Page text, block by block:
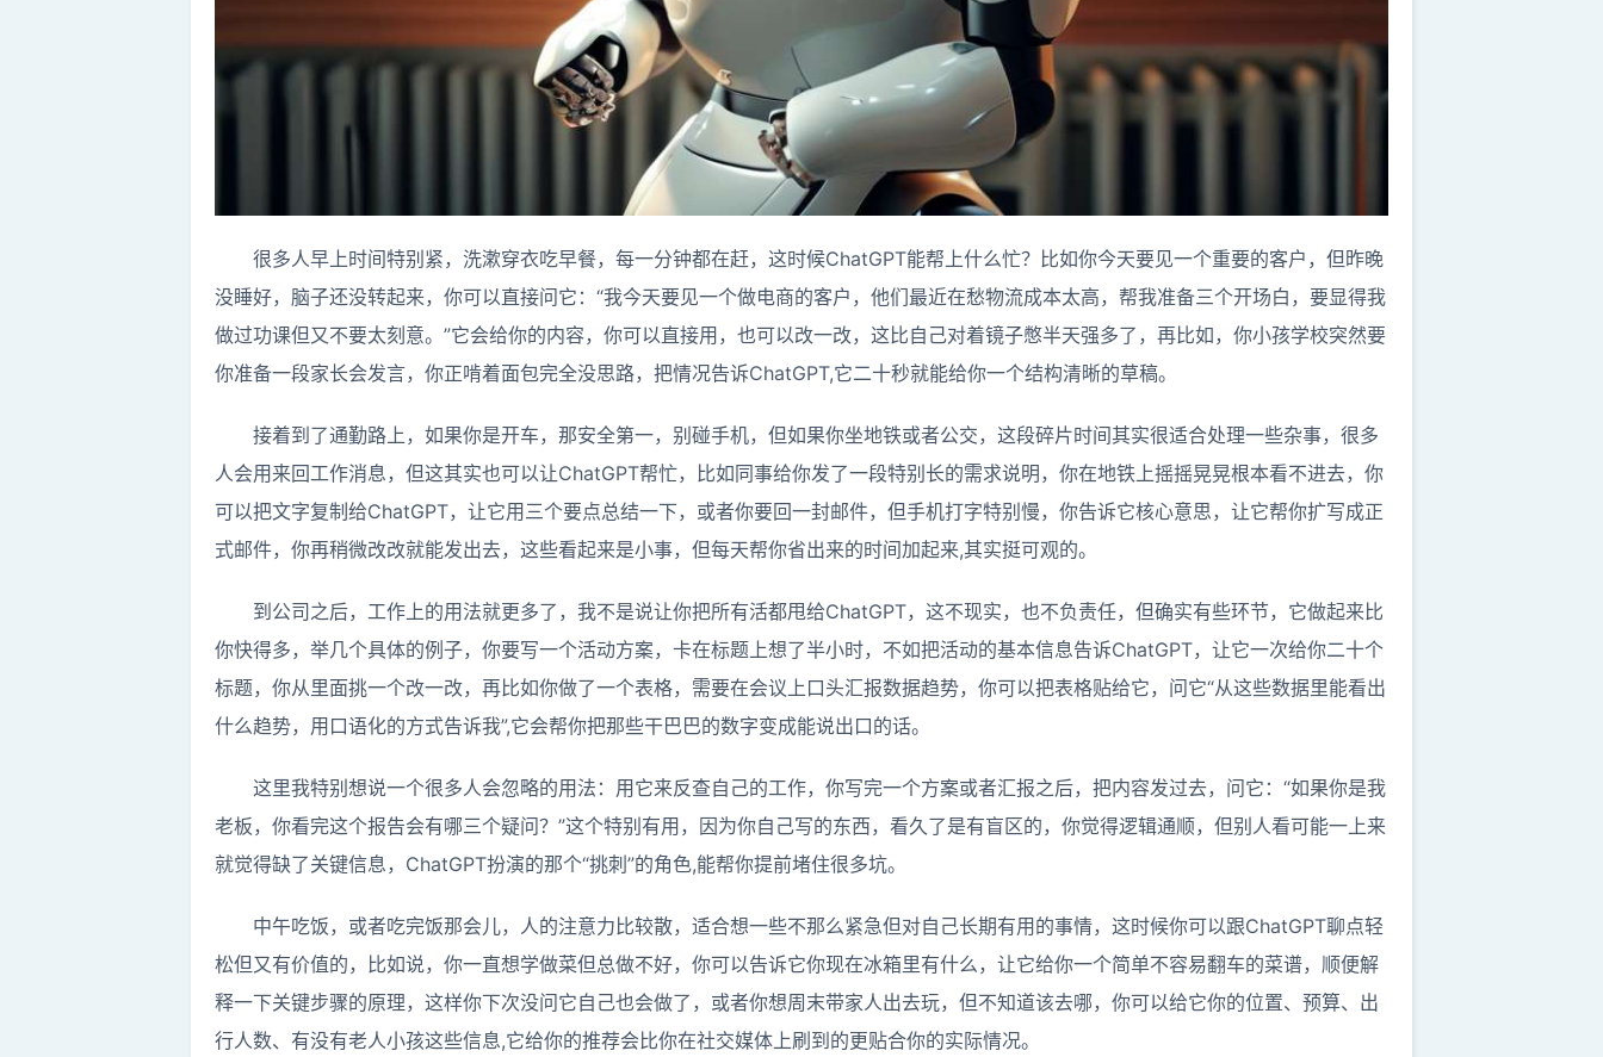
很多人早上时间特别紧，洗漱穿衣吃早餐，每一分钟都在赶，这时候ChatGPT能帮上什么忙？比如你今天要见一个重要的客户，但昨晚
没睡好，脑子还没转起来，你可以直接问它：“我今天要见一个做电商的客户，他们最近在愁物流成本太高，帮我准备三个开场白，要显得我
做过功课但又不要太刻意。”它会给你的内容，你可以直接用，也可以改一改，这比自己对着镜子憋半天强多了，再比如，你小孩学校突然要
你准备一段家长会发言，你正啃着面包完全没思路，把情况告诉ChatGPT,它二十秒就能给你一个结构清晰的草稿。
接着到了通勤路上，如果你是开车，那安全第一，别碰手机，但如果你坐地铁或者公交，这段碎片时间其实很适合处理一些杂事，很多
人会用来回工作消息，但这其实也可以让ChatGPT帮忙，比如同事给你发了一段特别长的需求说明，你在地铁上摇摇晃晃根本看不进去，你
可以把文字复制给ChatGPT，让它用三个要点总结一下，或者你要回一封邮件，但手机打字特别慢，你告诉它核心意思，让它帮你扩写成正
式邮件，你再稍微改改就能发出去，这些看起来是小事，但每天帮你省出来的时间加起来,其实挺可观的。
到公司之后，工作上的用法就更多了，我不是说让你把所有活都甩给ChatGPT，这不现实，也不负责任，但确实有些环节，它做起来比
你快得多，举几个具体的例子，你要写一个活动方案，卡在标题上想了半小时，不如把活动的基本信息告诉ChatGPT，让它一次给你二十个
标题，你从里面挑一个改一改，再比如你做了一个表格，需要在会议上口头汇报数据趋势，你可以把表格贴给它，问它“从这些数据里能看出
什么趋势，用口语化的方式告诉我”,它会帮你把那些干巴巴的数字变成能说出口的话。
这里我特别想说一个很多人会忽略的用法：用它来反查自己的工作，你写完一个方案或者汇报之后，把内容发过去，问它：“如果你是我
老板，你看完这个报告会有哪三个疑问？”这个特别有用，因为你自己写的东西，看久了是有盲区的，你觉得逻辑通顺，但别人看可能一上来
就觉得缺了关键信息，ChatGPT扮演的那个“挑刺”的角色,能帮你提前堵住很多坑。
中午吃饭，或者吃完饭那会儿，人的注意力比较散，适合想一些不那么紧急但对自己长期有用的事情，这时候你可以跟ChatGPT聊点轻
松但又有价值的，比如说，你一直想学做菜但总做不好，你可以告诉它你现在冰箱里有什么，让它给你一个简单不容易翻车的菜谱，顺便解
释一下关键步骤的原理，这样你下次没问它自己也会做了，或者你想周末带家人出去玩，但不知道该去哪，你可以给它你的位置、预算、出
行人数、有没有老人小孩这些信息,它给你的推荐会比你在社交媒体上刷到的更贴合你的实际情况。